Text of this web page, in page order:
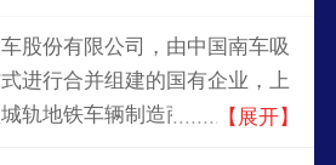
股份有限公司，由中国南车吸
进行合并组建的国有企业，上
轨地铁车辆制造商，中国领先
【展开】